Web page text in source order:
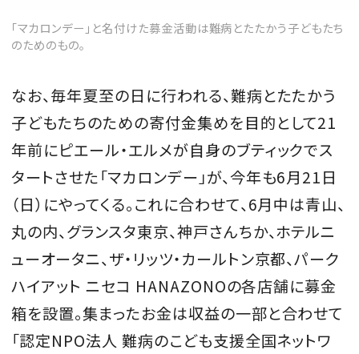
「マカロンデー」と名付けた募金活動は難病とたたかう子どもたち
のためのもの。
なお、毎年夏至の日に行われる、難病とたたかう
子どもたちのための寄付金集めを目的として21
年前にピエール・エルメが自身のブティックでス
タートさせた「マカロンデー」が、今年も6月21日
（日）にやってくる。これに合わせて、6月中は青山、
丸の内、グランスタ東京、神戸さんちか、ホテルニ
ューオータニ、ザ・リッツ・カールトン京都、パーク
ハイアット ニセコ HANAZONOの各店舗に募金
箱を設置。集まったお金は収益の一部と合わせて
「認定NPO法人 難病のこども支援全国ネットワ